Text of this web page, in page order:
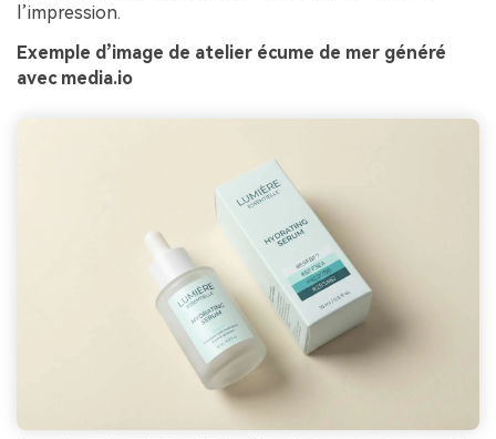
l’impression.
Exemple d’image de atelier écume de mer généré
avec media.io